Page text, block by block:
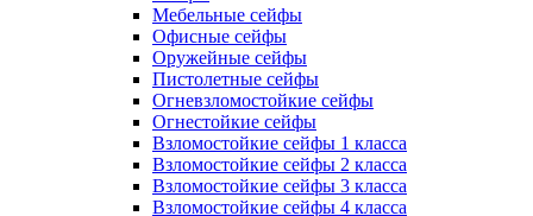
Мебельные сейфы
Офисные сейфы
Оружейные сейфы
Пистолетные сейфы
Огневзломостойкие сейфы
Огнестойкие сейфы
Взломостойкие сейфы 1 класса
Взломостойкие сейфы 2 класса
Взломостойкие сейфы 3 класса
Взломостойкие сейфы 4 класса